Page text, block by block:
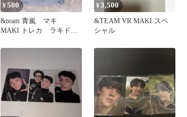
¥500
&team 青嵐 マキ
MAKI トレカ ラキド
カ
¥3,500
&TEAM VR MAKI スペ
シャル